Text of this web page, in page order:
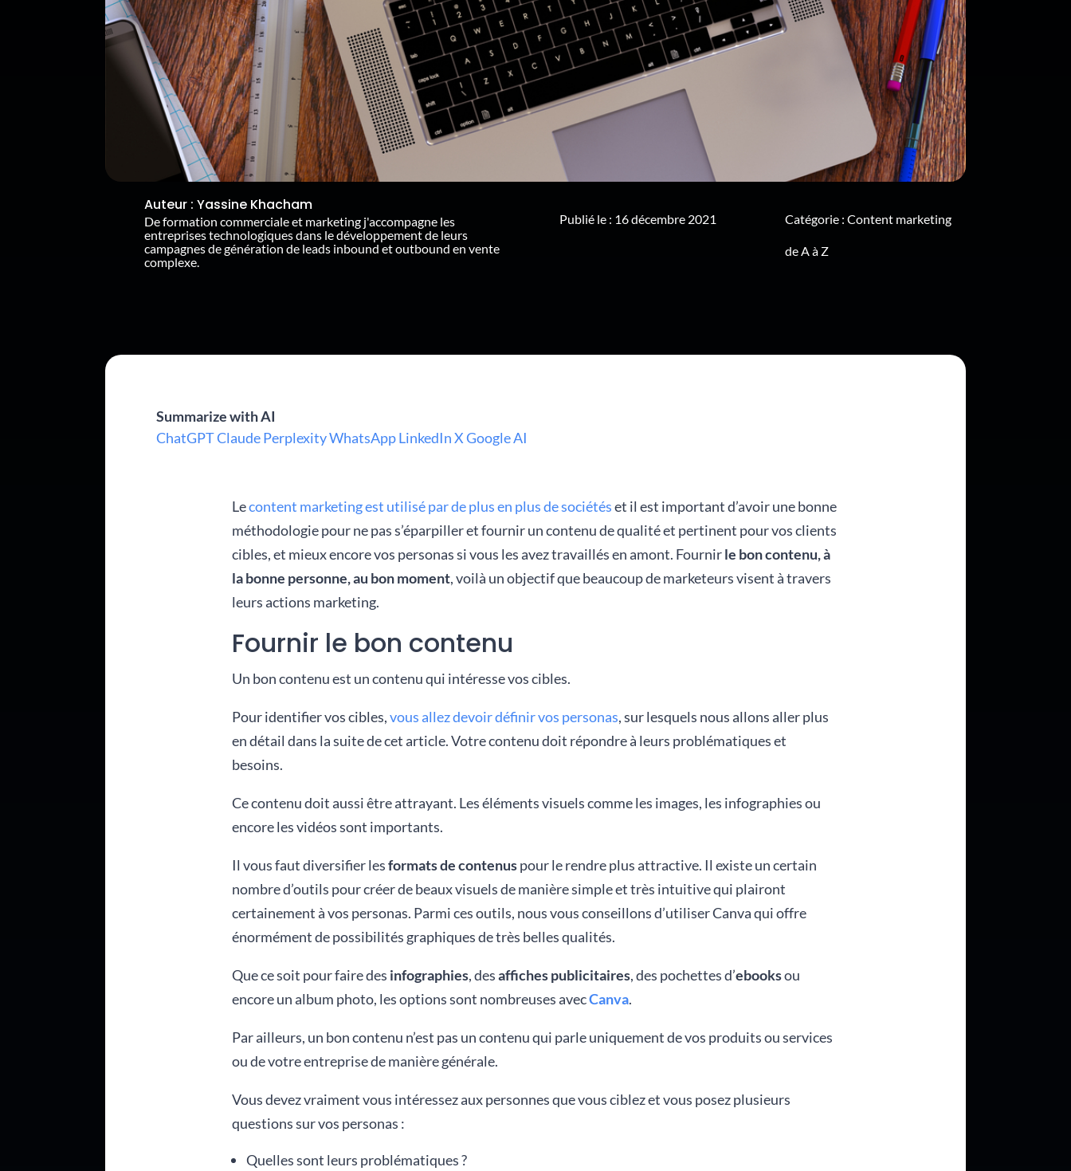
Auteur :Yassine Khacham
De formation commerciale et marketing j'accompagne les
entreprises technologiques dans le développement de leurs
campagnes de génération de leads inbound et outbound en vente
complexe.
Publié le : 16 décembre 2021 Catégorie :Content marketing
de A à Z
Summarize with AI
ChatGPTClaudePerplexityWhatsAppLinkedInXGoogle AI
Lecontent marketing est utilisé par de plus en plus de sociétéset il est important d’avoir une bonne
méthodologie pour ne pas s’éparpiller et fournir un contenu de qualité et pertinent pour vos clients
cibles, et mieux encore vos personas si vous les avez travaillés en amont. Fournirle bon contenu, à
la bonne personne, au bon moment, voilà un objectif que beaucoup de marketeurs visent à travers
leurs actions marketing.
Fournir le bon contenu
Un bon contenu est un contenu qui intéresse vos cibles.
Pour identifier vos cibles,vous allez devoir définir vos personas, sur lesquels nous allons aller plus
en détail dans la suite de cet article. Votre contenu doit répondre à leurs problématiques et
besoins.
Ce contenu doit aussi être attrayant. Les éléments visuels comme les images, les infographies ou
encore les vidéos sont importants.
Il vous faut diversifier lesformats de contenuspour le rendre plus attractive. Il existe un certain
nombre d’outils pour créer de beaux visuels de manière simple et très intuitive qui plairont
certainement à vos personas. Parmi ces outils, nous vous conseillons d’utiliser Canva qui offre
énormément de possibilités graphiques de très belles qualités.
Que ce soit pour faire des infographies, desaffiches publicitaires, des pochettes d’ebooksou
encore un album photo, les options sont nombreuses avecCanva.
Par ailleurs, un bon contenu n’est pas un contenu qui parle uniquement de vos produits ou services
ou de votre entreprise de manière générale.
Vous devez vraiment vous intéressez aux personnes que vous ciblez et vous posez plusieurs
questions sur vos personas :
Quelles sont leurs problématiques ?